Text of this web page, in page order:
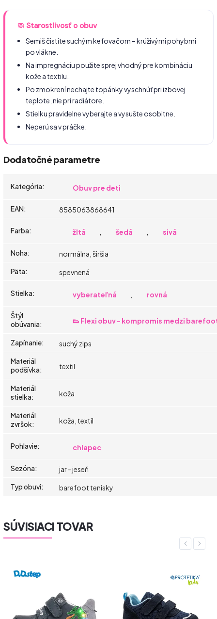
🧼 Starostlivosť o obuv
Semiš čistite suchým kefovačom – krúživými pohybmi
po vlákne.
Na impregnáciu použite sprej vhodný pre kombináciu
kože a textilu.
Po zmokrení nechajte topánky vyschnúť pri izbovej
teplote, nie pri radiátore.
Stielku pravidelne vyberajte a vysušte osobitne.
Neperú sa v práčke.
Dodatočné parametre
Kategória: Obuv pre deti
EAN: 8585063868641
Farba: žltá šedá sivá
Noha:
normálna, širšia
Päta: spevnená
Stielka: vyberateľná rovná
Štýl
obúvania: 👟 Flexi obuv - kompromis medzi
Zapínanie:
suchý zips
Materiál
podšívka: textil
Materiál
stielka: koža
Materiál
zvršok: koža, textil
Pohlavie: chlapec
Sezóna:
jar - jeseň
Typ obuvi: barefoot tenisky
SÚVISIACI TOVAR
Previous
Next